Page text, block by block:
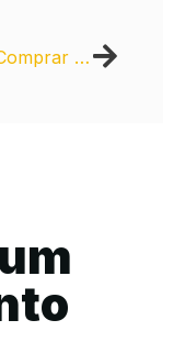
Como Comprar Massa Asfáltica com Garantia de Qualidade